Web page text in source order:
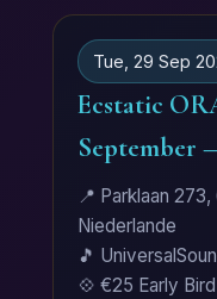
Tue, 29 Sep
Ecstatic
September
📍 Parklaan
Niederlande
🎵
💠 €25 Early